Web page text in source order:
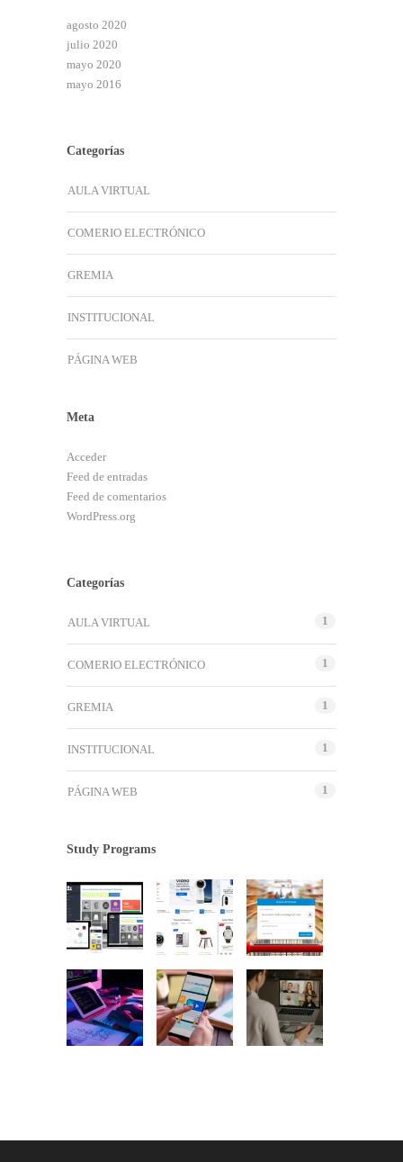
agosto 2020
julio 2020
mayo 2020
mayo 2016
Categorías
AULA VIRTUAL
COMERIO ELECTRÓNICO
GREMIA
INSTITUCIONAL
PÁGINA WEB
Meta
Acceder
Feed de entradas
Feed de comentarios
WordPress.org
Categorías
AULA VIRTUAL 1
COMERIO ELECTRÓNICO 1
GREMIA 1
INSTITUCIONAL 1
PÁGINA WEB 1
Study Programs